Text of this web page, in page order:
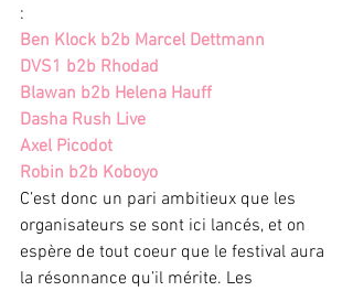
:
Ben Klock b2b Marcel Dettmann
DVS1 b2b Rhodad
Blawan b2b Helena Hauff
Dasha Rush Live
Axel Picodot
Robin b2b Koboyo
C’est donc un pari ambitieux que les
organisateurs se sont ici lancés, et on
espère de tout coeur que le festival aura
la résonnance qu’il mérite. Les